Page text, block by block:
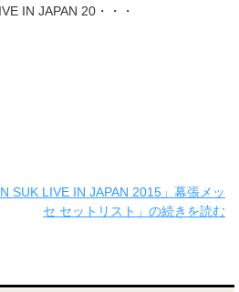
IN JAPAN 20・・・
SUK LIVE IN JAPAN 2015」幕張メッ
セ セットリスト」の続きを読む